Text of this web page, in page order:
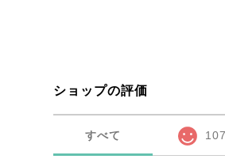
ショップの評価
すべて